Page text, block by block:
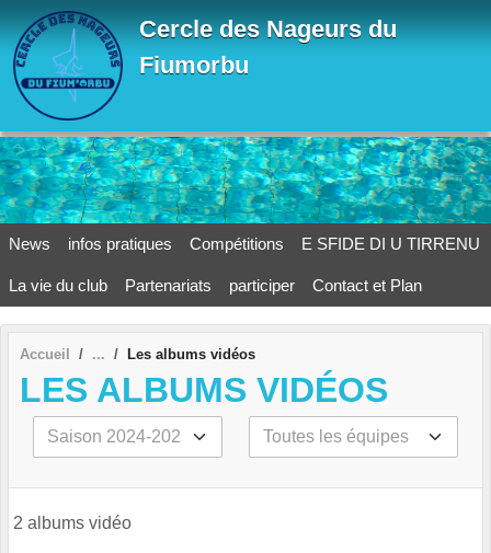
Cercle des Nageurs du
Fiumorbu
News infos pratiques Compétitions E SFIDE DI U TIRRENU
La vie du club Partenariats participer Contact et Plan
Accueil Les albums vidéos
LES ALBUMS VIDÉOS
2 albums vidéo
Panneau de gestion des cookies